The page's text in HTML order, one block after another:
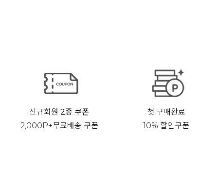
신규회원2종 쿠폰
2,000P+무료배송 쿠폰
첫 구매완료
10% 할인쿠폰